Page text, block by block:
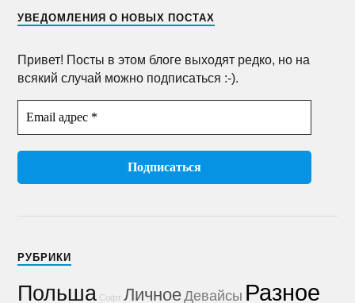
УВЕДОМЛЕНИЯ О НОВЫХ ПОСТАХ
Привет! Посты в этом блоге выходят редко, но на
всякий случай можно подписаться :-).
РУБРИКИ
Польша Софт ЛичноеДевайсы Разное